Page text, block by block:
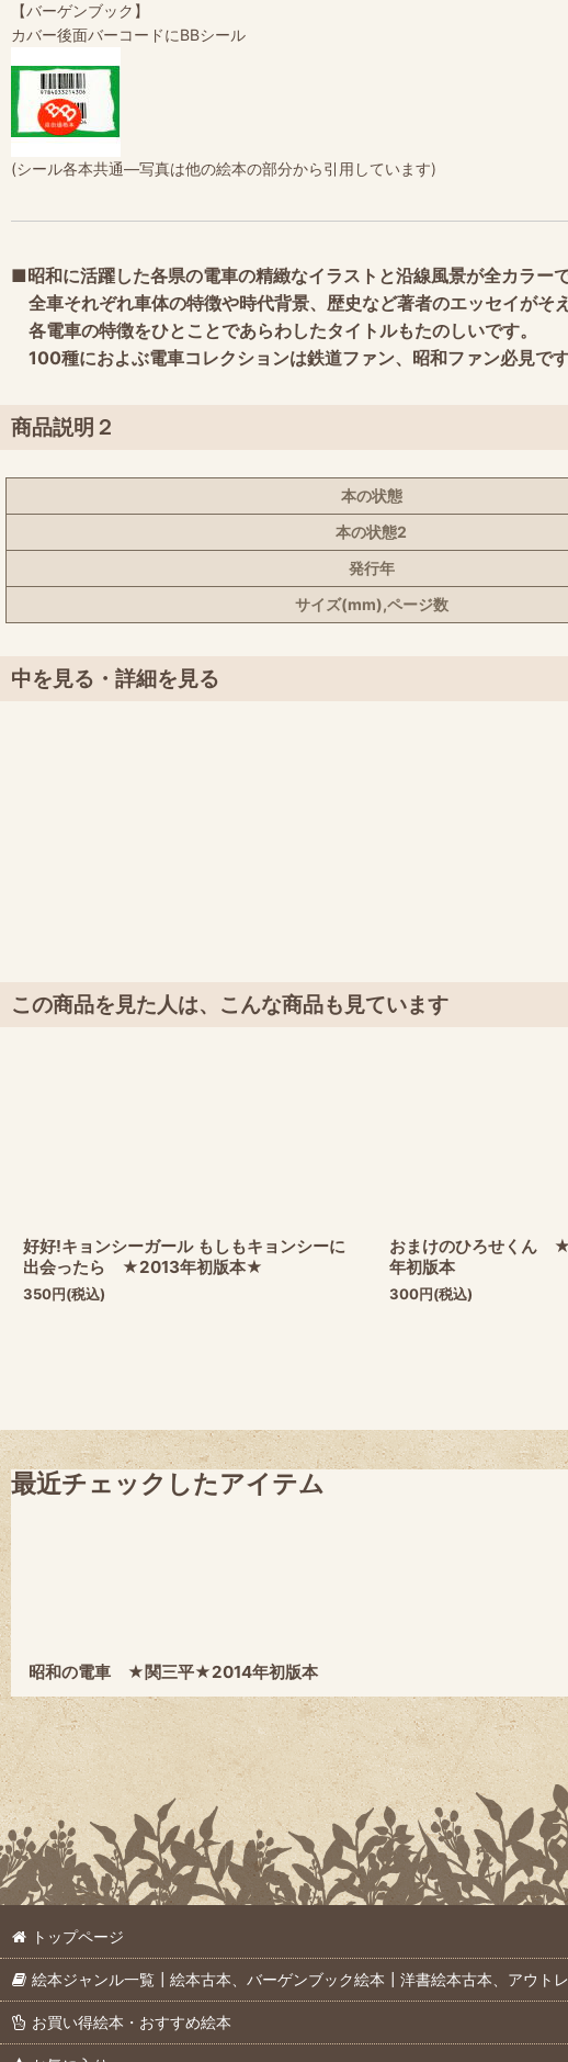
【バーゲンブック】
カバー後面バーコードにBBシール
(シール各本共通―写真は他の絵本の部分から引用しています)
■昭和に活躍した各県の電車の精緻なイラストと沿線風景が全カラー
全車それぞれ車体の特徴や時代背景、歴史など著者のエッセイがそ
各電車の特徴をひとことであらわしたタイトルもたのしいです。
100種におよぶ電車コレクションは鉄道ファン、昭和ファン必見です
商品説明２
本の状態
本の状態2
発行年
サイズ(mm),ページ数
中を見る・詳細を見る
この商品を見た人は、こんな商品も見ています
好好!キョンシーガール もしもキョンシーに
出会ったら ★2013年初版本★
350円(税込)
おまけのひろせくん
年初版本
300円(税込)
最近チェックしたアイテム
昭和の電車 ★関三平★2014年初版本
トップページ
絵本ジャンル一覧┃絵本古本、バーゲンブック絵本┃洋書絵本古本、アウト
お買い得絵本・おすすめ絵本